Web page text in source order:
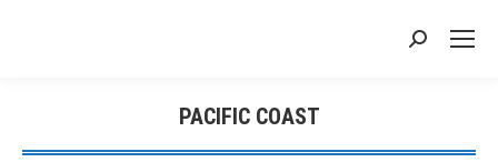
搜
PACIFIC COAST
您在这里：